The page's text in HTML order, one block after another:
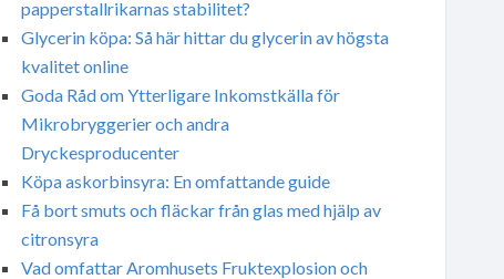
papperstallrikarnas stabilitet?
Glycerin köpa: Så här hittar du glycerin av högsta
kvalitet online
Goda Råd om Ytterligare Inkomstkälla för
Mikrobryggerier och andra
Dryckesproducenter
Köpa askorbinsyra: En omfattande guide
Få bort smuts och fläckar från glas med hjälp av
citronsyra
Vad omfattar Aromhusets Fruktexplosion och